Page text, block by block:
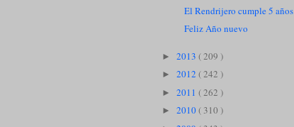
El Rendrijero cumple 5 años
Feliz Año nuevo
► 2013 ( 209 )
► 2012 ( 242 )
► 2011 ( 262 )
► 2010( 310 )